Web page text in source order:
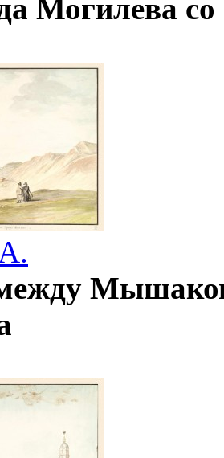
Могилева